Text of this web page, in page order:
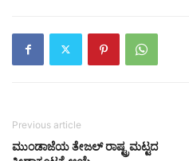
Previous article
ಮುಂಡಾಜೆಯ ತೇಜಲ್ ರಾಷ್ಟ್ರಮಟ್ಟದ